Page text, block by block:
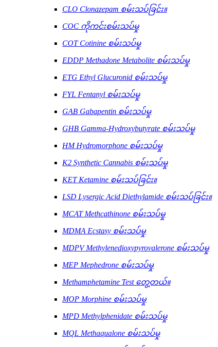
CLO Clonazepam စမ်းသပ်ခြင်း။
COC ကိုကင်းစမ်းသပ်မှု
COT Cotinine စမ်းသပ်မှု
EDDP Methadone Metabolite စမ်းသပ်မှု
ETG Ethyl Glucuronid စမ်းသပ်မှု
FYL Fentanyl စမ်းသပ်မှု
GAB Gabapentin စမ်းသပ်မှု
GHB Gamma-Hydroxybutyrate စမ်းသပ်မှု
HM Hydromorphone စမ်းသပ်မှု
K2 Synthetic Cannabis စမ်းသပ်မှု
KET Ketamine စမ်းသပ်ခြင်း။
LSD Lysergic Acid Diethylamide စမ်းသပ်ခြင်း။
MCAT Methcathinone စမ်းသပ်မှု
MDMA Ecstasy စမ်းသပ်မှု
MDPV Methylenedioxypyrovalerone စမ်းသပ်မှု
MEP Mephedrone စမ်းသပ်မှု
Methamphetamine Test တွေ့တယ်။
MOP Morphine စမ်းသပ်မှု
MPD Methylphenidate စမ်းသပ်မှု
MQL Methaqualone စမ်းသပ်မှု